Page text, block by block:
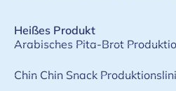
Heißes Produkt
Arabisches Pita-Brot
Chin Chin Snack